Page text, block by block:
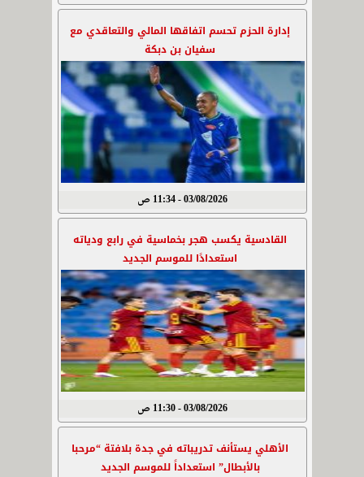
إدارة الحزم تحسم اتفاقها المالي والتعاقدي مع
سفيان بن دبكة
03/08/2026 - 11:34 ص
القادسية يكسب هجر بخماسية في رابع ودياته
استعدادًا للموسم الجديد
03/08/2026 - 11:30 ص
الأهلي يستأنف تدريباته في جدة بلافتة “مرحبا
بالأبطال” استعداداً للموسم الجديد